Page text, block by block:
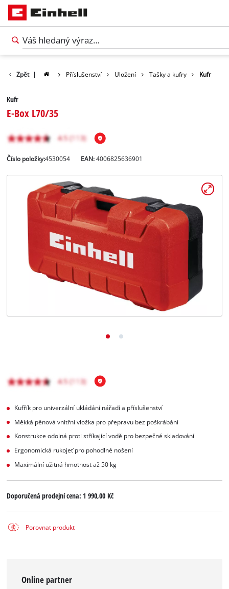
čeština
Deutsch
Zpět | Příslušenství Uložení Tašky a kufry Kufr
Kufr
E-Box L70/35
Číslo položky:4530054 EAN:4006825636901
Kufřík pro univerzální ukládání nářadí a příslušenství
Měkká pěnová vnitřní vložka pro přepravu bez poškrábání
Konstrukce odolná proti stříkající vodě pro bezpečné skladování
Ergonomická rukojeť pro pohodlné nošení
Maximální užitná hmotnost až 50 kg
Doporučená prodejní cena:1 990,00 Kč
Porovnat produkt
Online partner